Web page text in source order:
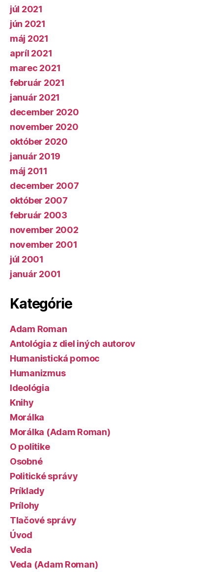
júl 2021
jún 2021
máj 2021
apríl 2021
marec 2021
február 2021
január 2021
december 2020
november 2020
október 2020
január 2019
máj 2011
december 2007
október 2007
február 2003
november 2002
november 2001
júl 2001
január 2001
Kategórie
Adam Roman
Antológia z diel iných autorov
Humanistická pomoc
Humanizmus
Ideológia
Knihy
Morálka
Morálka (Adam Roman)
O politike
Osobné
Politické správy
Príklady
Prílohy
Tlačové správy
Úvod
Veda
Veda (Adam Roman)